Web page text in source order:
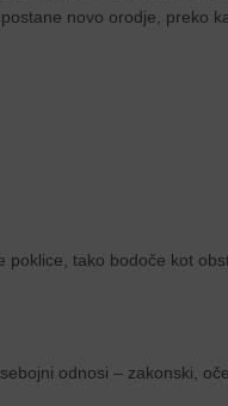
novo orodje, preko
tako bodoče kot
odnosi – zakonski,